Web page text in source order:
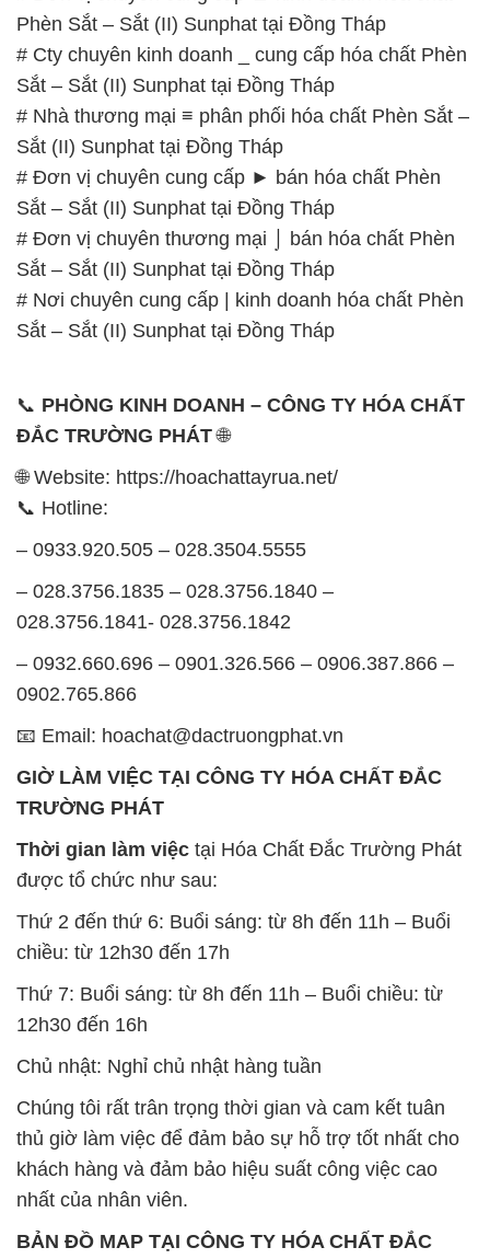
Sắt (II) Sunphat tại Đồng Tháp
# Đơn vị chuyên cung cấp ► bán hóa chất Phèn
Sắt – Sắt (II) Sunphat tại Đồng Tháp
# Đơn vị chuyên thương mại ⌡ bán hóa chất Phèn
Sắt – Sắt (II) Sunphat tại Đồng Tháp
# Nơi chuyên cung cấp | kinh doanh hóa chất Phèn
Sắt – Sắt (II) Sunphat tại Đồng Tháp
📞PHÒNG KINH DOANH – CÔNG TY HÓA CHẤT
ĐẮC TRƯỜNG PHÁT🌐
🌐 Website: https://hoachattayrua.net/
– 0933.920.505 – 028.3504.5555
028.3756.1841- 028.3756.1842
0902.765.866
📧 Email: hoachat@dactruongphat.vn
TRƯỜNG PHÁT
được tổ chức như sau:
Thứ 2 đến thứ 6: Buổi sáng: từ 8h đến 11h – Buổi
chiều: từ 12h30 đến 17h
Thứ 7: Buổi sáng: từ 8h đến 11h – Buổi chiều: từ
12h30 đến 16h
Chủ nhật: Nghỉ chủ nhật hàng tuần
thủ giờ làm việc để đảm bảo sự hỗ trợ tốt nhất cho
khách hàng và đảm bảo hiệu suất công việc cao
nhất của nhân viên.
BẢN ĐỒ MAP TẠI CÔNG TY HÓA CHẤT ĐẮC
TRƯỜNG PHÁT
ĐỊA CHỈ: 1229C Quốc lộ 1A, Phường Bình Trị
Đông B, Quận Bình Tân, Sài Gòn TP. Hồ Chí
Minh